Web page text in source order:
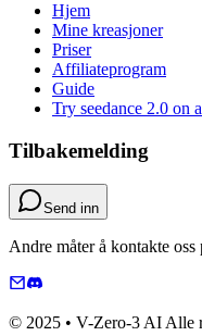
Hjem
Mine kreasjoner
Priser
Affiliateprogram
Guide
Try seedance 2.0 on
Tilbakemelding
Send inn
Andre måter å kontakte
© 2025 • V-Zero-3 AI Alle